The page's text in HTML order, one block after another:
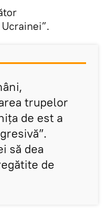
trupelor
de est a
să dea
de